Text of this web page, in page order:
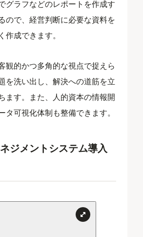
グラフなどのレポートを作成す
ので、経営判断に必要な資料を
作成できます。
観的かつ多角的な視点で捉えら
を洗い出し、解決への道筋を立
ます。また、人的資本の情報開
タ可視化体制も整備できます。
ジメントシステム導入